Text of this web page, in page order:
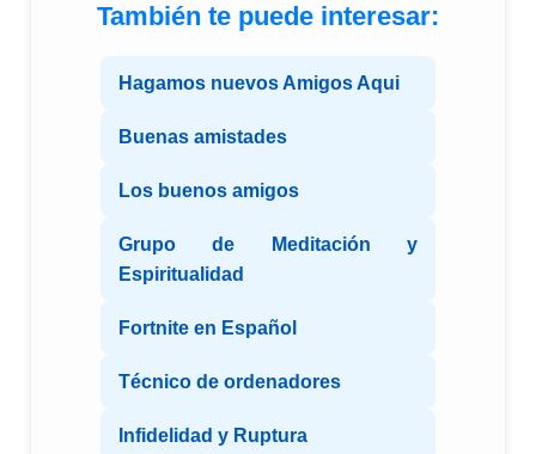
También te puede interesar:
Hagamos nuevos Amigos Aqui
Buenas amistades
Los buenos amigos
Grupo de Meditación y
Espiritualidad
Fortnite en Español
Técnico de ordenadores
Infidelidad y Ruptura